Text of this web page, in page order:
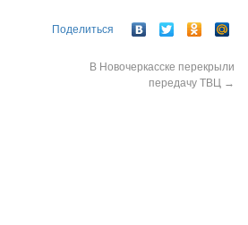
Поделиться
В Новочеркасске перекрыли
передачу ТВЦ →